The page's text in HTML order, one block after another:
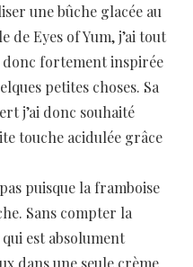
une bûche glacée au
de Eyes of Yum, j’ai tout
donc fortement inspirée
petites choses. Sa
j’ai donc souhaité
touche acidulée grâce
puisque la framboise
Sans compter la
est absolument
dans une seule crème